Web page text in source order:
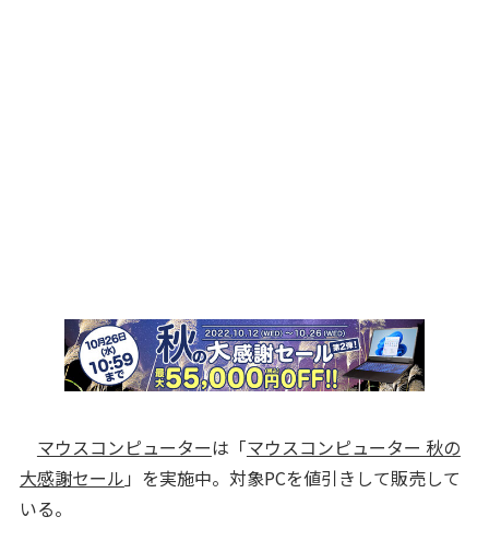
マウスコンピューターは「マウスコンピューター 秋の
大感謝セール 」を実施中。対象PCを値引きして販売して
いる。